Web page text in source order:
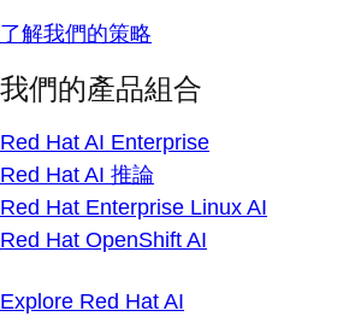
了解我們的策略
我們的產品組合
Red Hat AI Enterprise
Red Hat AI 推論
Red Hat Enterprise Linux AI
Red Hat OpenShift AI
Explore Red Hat AI